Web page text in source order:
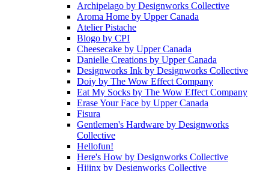
Archipelago by Designworks Collective
Aroma Home by Upper Canada
Atelier Pistache
Blogo by CPI
Cheesecake by Upper Canada
Danielle Creations by Upper Canada
Designworks Ink by Designworks Collective
Doiy by The Wow Effect Company
Eat My Socks by The Wow Effect Company
Erase Your Face by Upper Canada
Fisura
Gentlemen's Hardware by Designworks
Collective
Hellofun!
Here's How by Designworks Collective
Hijinx by Designworks Collective